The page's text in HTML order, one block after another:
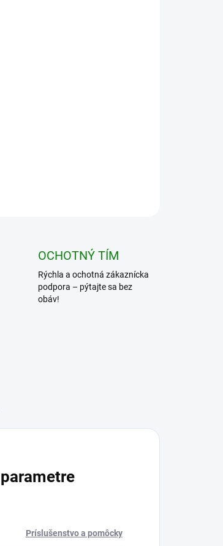
OCHOTNÝ TÍM
Rýchla a ochotná zákaznícka
podpora – pýtajte sa bez
obáv!
Príslušenstvo a pomôcky